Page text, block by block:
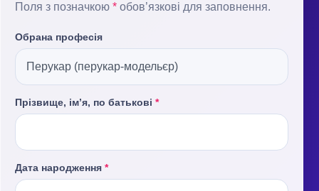
Поля з позначкою * обов’язкові для заповнення.
Обрана професія
Прізвище, ім’я, по батькові *
Дата народження *